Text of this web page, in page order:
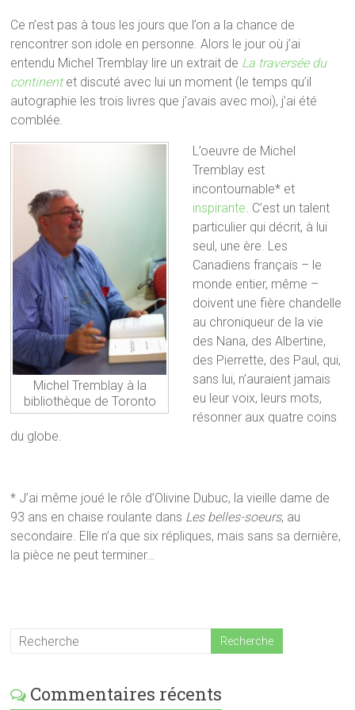
Ce n’est pas à tous les jours que l’on a la chance de
rencontrer son idole en personne. Alors le jour où j’ai
entendu Michel Tremblay lire un extrait de La traversée du
continentet discuté avec lui un moment (le temps qu’il
autographie les trois livres que j’avais avec moi), j’ai été
comblée.
Michel Tremblay à la
bibliothèque de Toronto
L’oeuvre de Michel
Tremblay est
incontournable* et
inspirante. C’est un talent
particulier qui décrit, à lui
seul, une ère. Les
Canadiens français – le
monde entier, même –
doivent une fière chandelle
au chroniqueur de la vie
des Nana, des Albertine,
des Pierrette, des Paul, qui,
sans lui, n’auraient jamais
eu leur voix, leurs mots,
résonner aux quatre coins
du globe.
* J’ai même joué le rôle d’Olivine Dubuc, la vieille dame de
93 ans en chaise roulante dans Les belles-soeurs, au
secondaire. Elle n’a que six répliques, mais sans sa dernière,
la pièce ne peut terminer…
Commentaires récents